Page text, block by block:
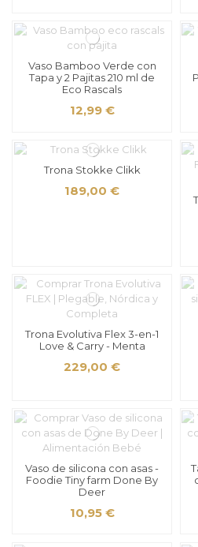
Vaso Bamboo Verde con
Tapa y 2 Pajitas 210 ml de
Eco Rascals
12,99 €
Trona Stokke Clikk
189,00 €
Trona Evolutiva Flex 3-en-1
Love & Carry - Menta
229,00 €
Vaso de silicona con asas -
Foodie Tiny farm Done By
Deer
10,95 €